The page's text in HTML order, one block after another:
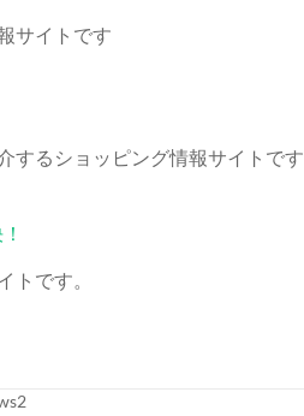
サイトです
するショッピング情報サイトです
トです。